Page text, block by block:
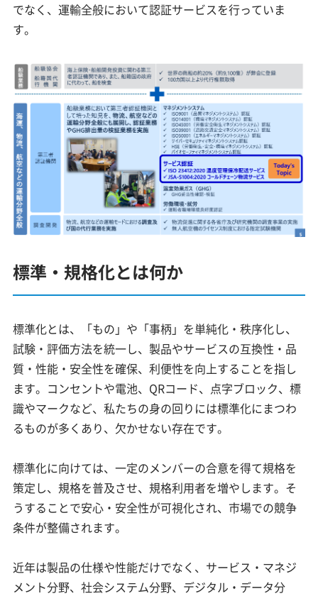
でなく、運輸全般において認証サービスを行っていま
す。
標準・規格化とは何か
標準化とは、「もの」や「事柄」を単純化・秩序化し、
試験・評価方法を統一し、製品やサービスの互換性・品
質・性能・安全性を確保、利便性を向上することを指し
ます。コンセントや電池、QRコード、点字ブロック、標
識やマークなど、私たちの身の回りには標準化にまつわ
るものが多くあり、欠かせない存在です。
標準化に向けては、一定のメンバーの合意を得て規格を
策定し、規格を普及させ、規格利用者を増やします。そ
うすることで安心・安全性が可視化され、市場での競争
条件が整備されます。
近年は製品の仕様や性能だけでなく、サービス・マネジ
メント分野、社会システム分野、デジタル・データ分